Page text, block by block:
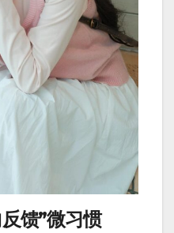
馈”微习惯